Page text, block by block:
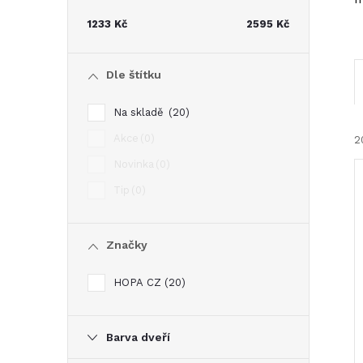
1233 Kč 2595 Kč
Dle štítku
Na skladě 20
Značky
HOPA CZ 20
Barva dveří